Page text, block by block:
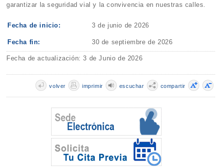
garantizar la seguridad vial y la convivencia en nuestras calles.
Fecha de inicio: 3 de junio de 2026
Fecha fin: 30 de septiembre de 2026
Fecha de actualización: 3 de Junio de 2026
compartir
escuchar
imprimir
volver